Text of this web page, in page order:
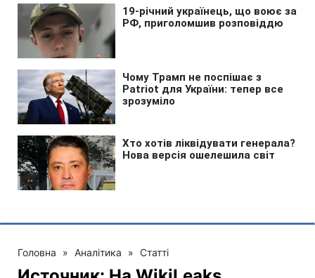
Головна » Аналітика » Статті